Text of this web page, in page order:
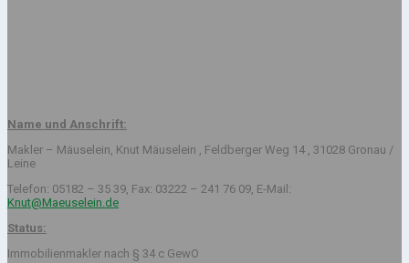
Name und Anschrift:
Makler – Mäuselein, Knut Mäuselein , Feldberger Weg 14 , 31028 Gronau /
Leine
Telefon: 05182 – 35 39, Fax: 03222 – 241 76 09, E-Mail:
Knut@Maeuselein.de
Status:
Immobilienmakler nach § 34 c GewO